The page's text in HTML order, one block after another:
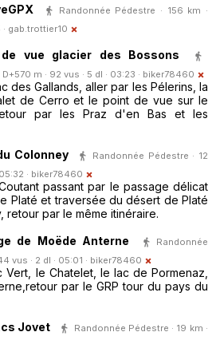
Randonnée Pédestre · 156 km ·
gab.trottier10
vue glacier des Bossons
m · 92 vus · 5 dl · 03:23 · biker78460
des Gallands, aller par les Pélerins, la
de Cerro et le point de vue sur le
par les Praz d'en Bas et les
Colonney
Randonnée Pédestre · 12
· biker78460
passant par le passage délicat
Platé et traversée du désert de Platé
retour par le même itinéraire.
de Moëde Anterne
Randonnée
vus · 2 dl · 05:01 · biker78460
le Chatelet, le lac de Pormenaz,
par le GRP tour du pays du
Jovet
Randonnée Pédestre · 19 km ·